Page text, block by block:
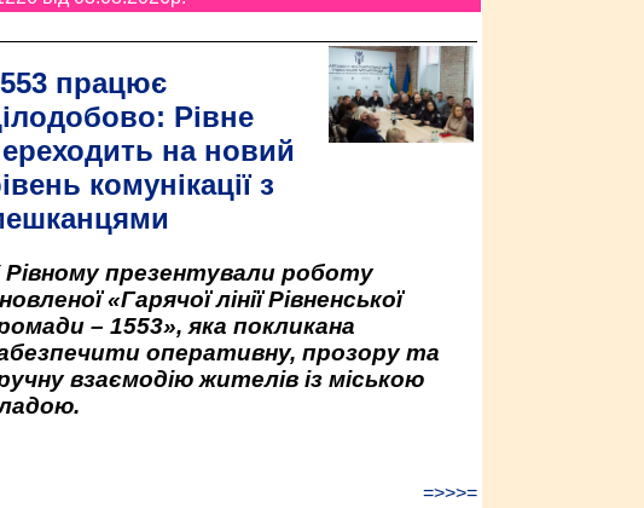
працює
Рівне
на новий
комунікації з
Рівному презентували роботу
«Гарячої лінії Рівненської
– 1553», яка покликана
оперативну, прозору та
взаємодію жителів із міською
=>>>=